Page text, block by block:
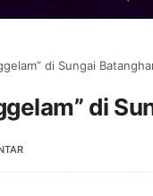
di Sungai
di